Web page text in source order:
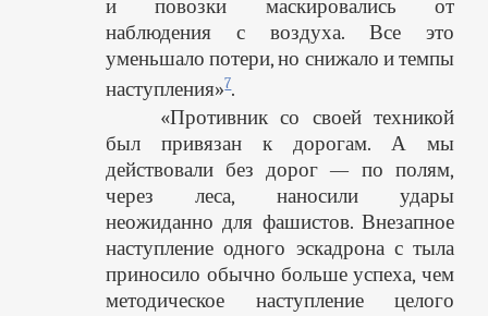
и повозки маскировались от
наблюдения с воздуха. Все это
уменьшало потери, но снижало и темпы
наступления»7.
«Противник со своей техникой
был привязан к дорогам. А мы
действовали без дорог — по полям,
через леса, наносили удары
неожиданно для фашистов. Внезапное
наступление одного эскадрона с тыла
приносило обычно больше успеха, чем
методическое наступление целого